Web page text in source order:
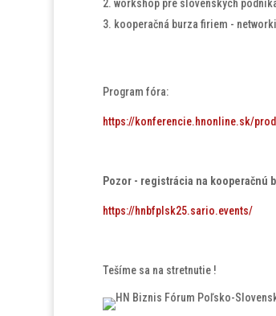
workshop pre slovenských
kooperačná burza firiem -
Program fóra:
https://konferencie.hnonline.sk/
Pozor - registrácia na kooperačnú
https://hnbfplsk25.sario.events/
Tešíme sa na stretnutie !